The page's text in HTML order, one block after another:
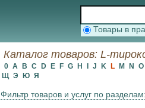
Товары в
Каталог товаров: L-
0 A B C D E F G H J K L M N
O
Щ Э Ю Я
Фильтр товаров и услуг по